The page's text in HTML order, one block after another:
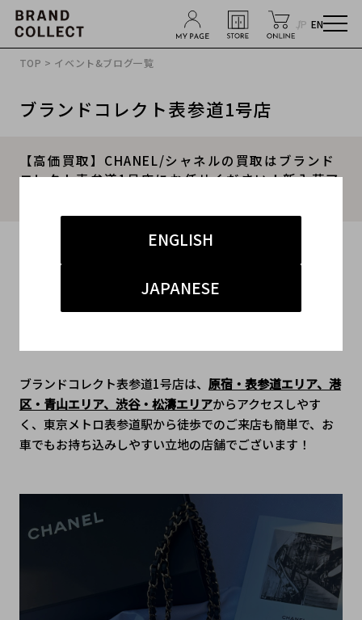
JP EN
ENGLISH
JAPANESE
TOP > イベント&ブログ一覧
ブランドコレクト表参道1号店
【高価買取】CHANEL/シャネルの買取はブランド
コレクト表参道1号店にお任せください！新入荷ア
#表参道1号店 バッグ
#シャネル買取キャンペーン
ブランドコレクト表参道1号店は、 原宿・表参道エリア、港
区・青山エリア、渋谷・松濤エリアからアクセスしやす
く、東京メトロ表参道駅から徒歩でのご来店も簡単で、﻿お
車でもお持ち込みしやすい立地の店舗でございます！